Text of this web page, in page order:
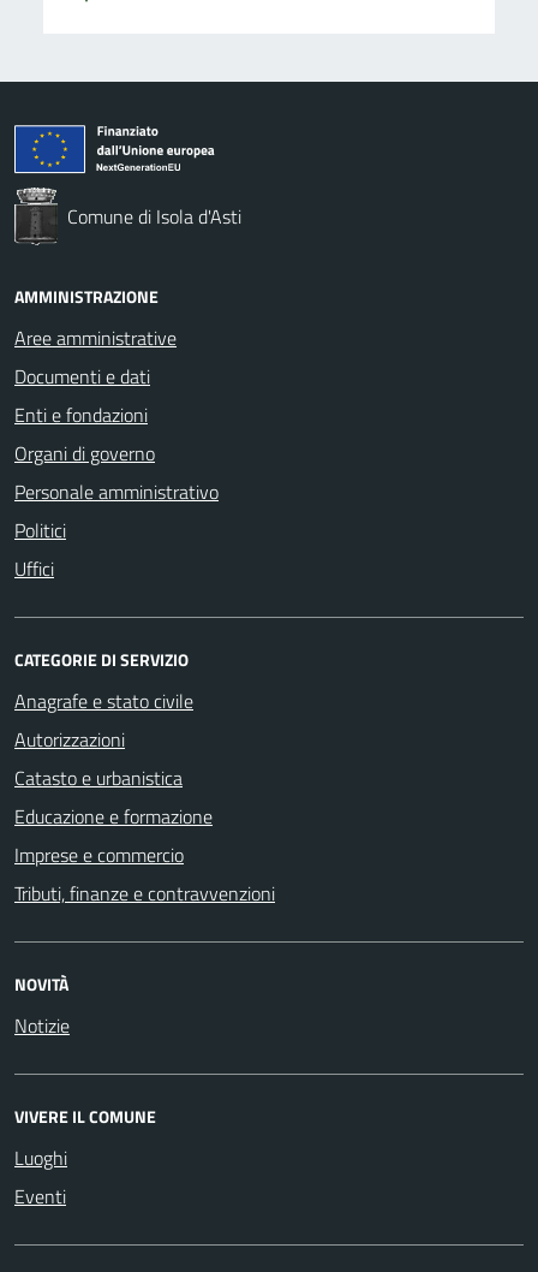
Comune di Isola d'Asti
AMMINISTRAZIONE
Aree amministrative
Documenti e dati
Enti e fondazioni
Organi di governo
Personale amministrativo
Politici
Uffici
CATEGORIE DI SERVIZIO
Anagrafe e stato civile
Autorizzazioni
Catasto e urbanistica
Educazione e formazione
Imprese e commercio
Tributi, finanze e contravvenzioni
NOVITÀ
Notizie
VIVERE IL COMUNE
Luoghi
Eventi